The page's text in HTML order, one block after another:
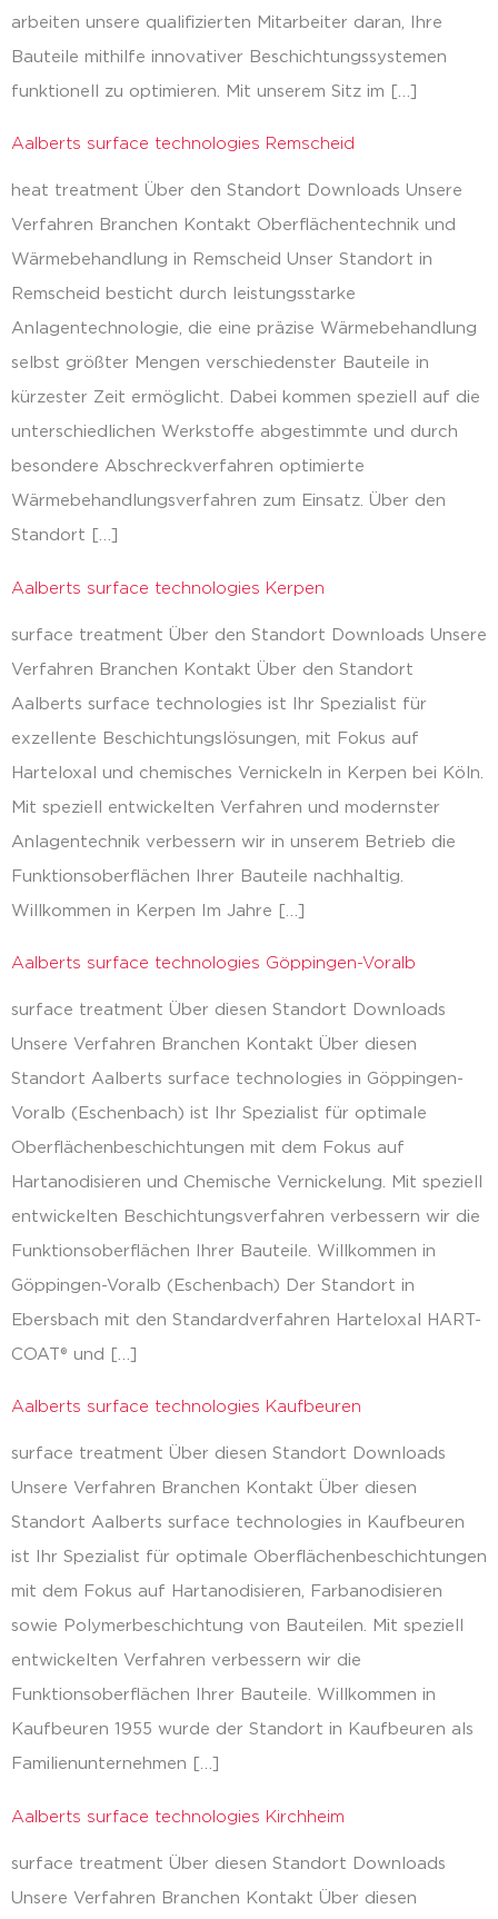
arbeiten unsere qualifizierten Mitarbeiter daran, Ihre
Bauteile mithilfe innovativer Beschichtungssystemen
funktionell zu optimieren. Mit unserem Sitz im […]
Aalberts surface technologies Remscheid
heat treatment Über den Standort Downloads Unsere
Verfahren Branchen Kontakt Oberflächentechnik und
Wärmebehandlung in Remscheid Unser Standort in
Remscheid besticht durch leistungsstarke
Anlagentechnologie, die eine präzise Wärmebehandlung
selbst größter Mengen verschiedenster Bauteile in
kürzester Zeit ermöglicht. Dabei kommen speziell auf die
unterschiedlichen Werkstoffe abgestimmte und durch
besondere Abschreckverfahren optimierte
Wärmebehandlungsverfahren zum Einsatz. Über den
Standort […]
Aalberts surface technologies Kerpen
surface treatment Über den Standort Downloads Unsere
Verfahren Branchen Kontakt Über den Standort
Aalberts surface technologies ist Ihr Spezialist für
exzellente Beschichtungslösungen, mit Fokus auf
Harteloxal und chemisches Vernickeln in Kerpen bei Köln.
Mit speziell entwickelten Verfahren und modernster
Anlagentechnik verbessern wir in unserem Betrieb die
Funktionsoberflächen Ihrer Bauteile nachhaltig.
Willkommen in Kerpen Im Jahre […]
Aalberts surface technologies Göppingen-Voralb
surface treatment Über diesen Standort Downloads
Unsere Verfahren Branchen Kontakt Über diesen
Standort Aalberts surface technologies in Göppingen-
Voralb (Eschenbach) ist Ihr Spezialist für optimale
Oberflächenbeschichtungen mit dem Fokus auf
Hartanodisieren und Chemische Vernickelung. Mit speziell
entwickelten Beschichtungsverfahren verbessern wir die
Funktionsoberflächen Ihrer Bauteile. Willkommen in
Göppingen-Voralb (Eschenbach) Der Standort in
Ebersbach mit den Standardverfahren Harteloxal HART-
COAT® und […]
Aalberts surface technologies Kaufbeuren
surface treatment Über diesen Standort Downloads
Unsere Verfahren Branchen Kontakt Über diesen
Standort Aalberts surface technologies in Kaufbeuren
ist Ihr Spezialist für optimale Oberflächenbeschichtungen
mit dem Fokus auf Hartanodisieren, Farbanodisieren
sowie Polymerbeschichtung von Bauteilen. Mit speziell
entwickelten Verfahren verbessern wir die
Funktionsoberflächen Ihrer Bauteile. Willkommen in
Kaufbeuren 1955 wurde der Standort in Kaufbeuren als
Familienunternehmen […]
Aalberts surface technologies Kirchheim
surface treatment Über diesen Standort Downloads
Unsere Verfahren Branchen Kontakt Über diesen